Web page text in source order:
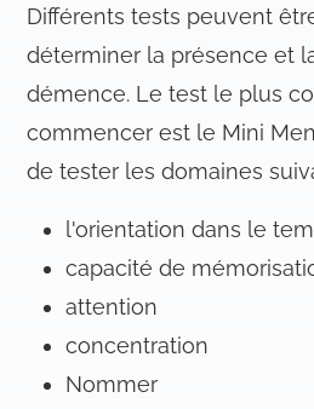
n
n
t
t
Différents tests peuvent
déterminer la présence et
démence. Le test le plus
commencer est le Mini
de tester les domaines
l'orientation dans le
capacité de
attention
concentration
Nommer